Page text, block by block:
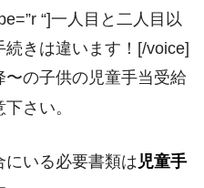
“]一人目と二人目以
きは違います！[/voice]
〜の子供の児童手当受給
さい。
にいる必要書類は児童手